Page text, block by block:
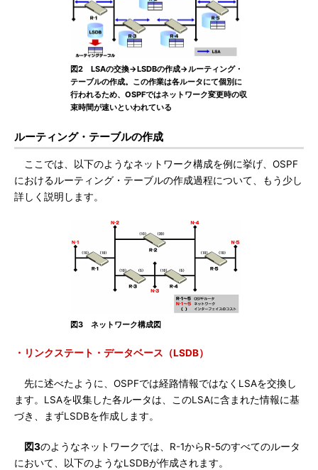
図2 LSAの交換→LSDBの作成→ルーティング・
テーブルの作成。この作業は各ルータにて個別に
行われるため、OSPFではネットワーク変更時の収
束時間が速いといわれている
ルーティング・テーブルの作成
ここでは、以下のようなネットワーク構成を例に挙げ、OSPF
におけるルーティング・テーブルの作成過程について、もう少し
詳しく説明します。
図3 ネットワーク構成図
・リンクステート・データベース（LSDB）
先に述べたように、OSPFでは経路情報ではなくLSAを交換し
ます。LSAを収集した各ルータは、このLSAに含まれた情報に基
づき、まずLSDBを作成します。
図3のようなネットワークでは、R-1からR-5のすべてのルータ
において、以下のようなLSDBが作成されます。